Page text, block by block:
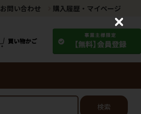
お問い合わせ 購入履歴・マイページ
検索
C
o
s
e